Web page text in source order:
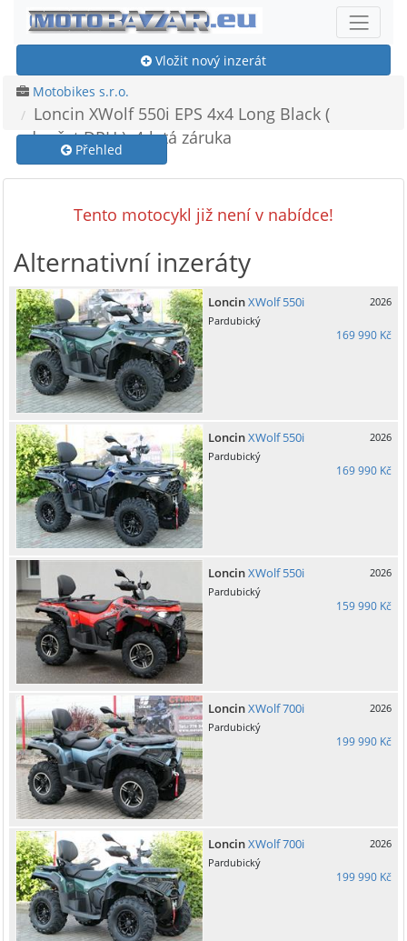
Vložit nový inzerát
Motobikes s.r.o.
Loncin XWolf 550i EPS 4x4 Long Black (
odpočet DPH ), 4-letá záruka
Přehled
Tento motocykl již není v nabídce!
Alternativní inzeráty
LoncinXWolf 550i
2026
Pardubický
169 990 Kč
LoncinXWolf 550i
2026
Pardubický
169 990 Kč
LoncinXWolf 550i
2026
Pardubický
159 990 Kč
LoncinXWolf 700i
2026
Pardubický
199 990 Kč
LoncinXWolf 700i
2026
Pardubický
199 990 Kč